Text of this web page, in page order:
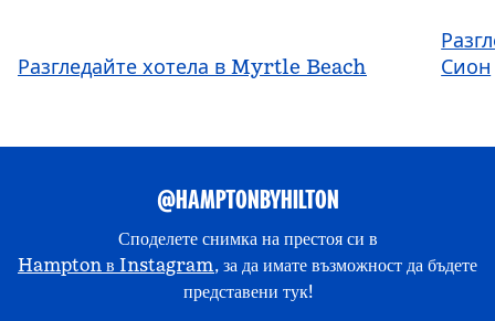
Разгледайте хотела в Myrtle Beach
Сион
@HAMPTONBYHILTON
Споделете снимка на престоя си в
Hampton в Instagram, за да имате възможност да бъдете
представени тук!